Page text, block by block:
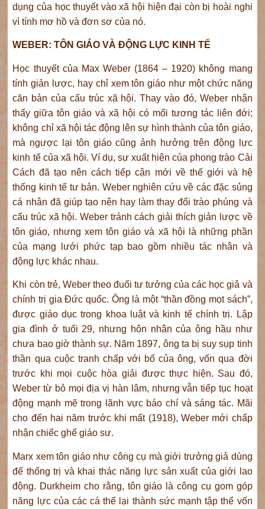
dụng của học thuyết vào xã hội hiện đại còn bị hoài nghi
vì tính mơ hồ và đơn sơ của nó.
WEBER: TÔN GIÁO VÀ ĐỘNG LỰC KINH TẾ
Học thuyết của Max Weber (1864 – 1920) không mang
tính giản lược, hay chỉ xem tôn giáo như một chức năng
căn bản của cấu trúc xã hội. Thay vào đó, Weber nhận
thấy giữa tôn giáo và xã hội có mối tương tác liên đới;
không chỉ xã hội tác động lên sự hình thành của tôn giáo,
mà ngược lại tôn giáo cũng ảnh hưởng trên động lực
kinh tế của xã hội. Ví dụ, sự xuất hiện của phong trào Cải
Cách đã tạo nên cách tiếp cận mới về thế giới và hệ
thống kinh tế tư bản. Weber nghiên cứu về các đặc sủng
cá nhân đã giúp tạo nên hay làm thay đổi trào phúng và
cấu trúc xã hội. Weber tránh cách giải thích giản lược về
tôn giáo, nhưng xem tôn giáo và xã hội là những phần
của mạng lưới phức tạp bao gồm nhiều tác nhân và
động lực khác nhau.
Khi còn trẻ, Weber theo đuổi tư tưởng của các học giả và
chính trị gia Đức quốc. Ông là một “thần đồng mọt sách”,
được giáo dục trong khoa luật và kinh tế chính trị. Lập
gia đình ở tuổi 29, nhưng hôn nhân của ông hầu như
chưa bao giờ thành sự. Năm 1897, ông ta bị suy sụp tinh
thần qua cuộc tranh chấp với bố của ông, vốn qua đời
trước khi mọi cuộc hòa giải được thực hiện. Sau đó,
Weber từ bỏ mọi địa vị hàn lâm, nhưng vẫn tiếp tục hoạt
động mạnh mẽ trong lãnh vực báo chí và sáng tác. Mãi
cho đến hai năm trước khi mất (1918), Weber mới chấp
nhận chiếc ghế giáo sư.
Marx xem tôn giáo như công cụ mà giới trưởng giả dùng
để thống trị và khai thác năng lực sản xuất của giới lao
động. Durkheim cho rằng, tôn giáo là công cụ gom góp
năng lực của các cá thể lại thành sức mạnh tập thể vốn